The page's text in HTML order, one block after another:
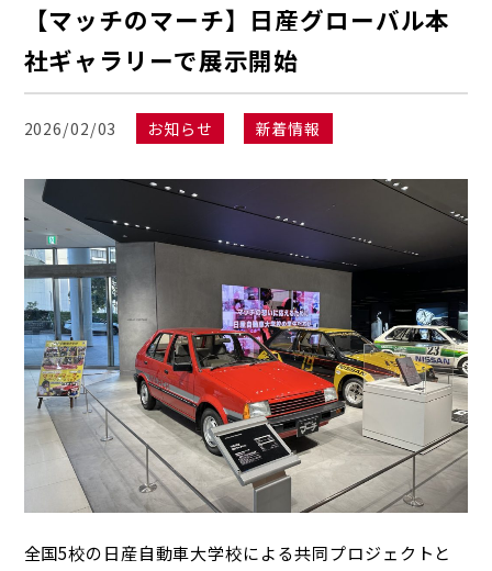
【マッチのマーチ】日産グローバル本
社ギャラリーで展示開始
2026/02/03 お知らせ 新着情報
全国5校の日産自動車大学校による共同プロジェクトと